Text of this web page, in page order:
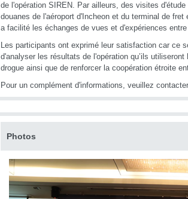
de l'opération SIREN. Par ailleurs, des visites
douanes de l'aéroport d'Incheon et du terminal de
a facilité les échanges de vues et d'expériences
Les participants ont exprimé leur satisfaction car ce
d'analyser les résultats de l'opération qu’ils
drogue ainsi que de renforcer la coopération étroite
Pour un complément d'informations, veuillez
Photos